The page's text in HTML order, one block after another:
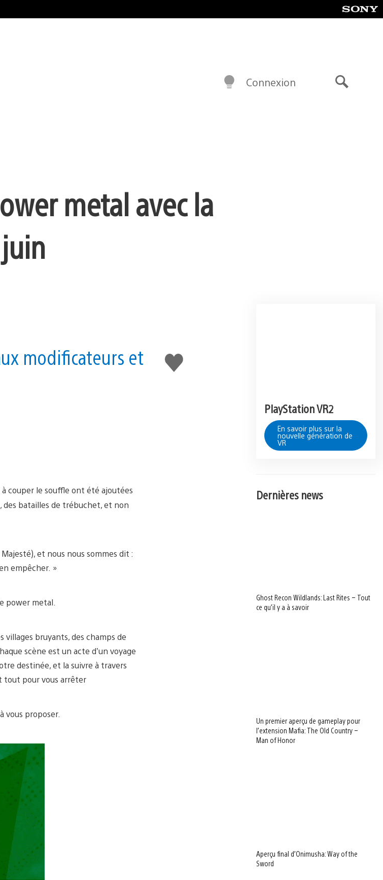
Connexion
metal avec la
J'aime
modificateurs et
à couper le souffle ont été ajoutées
des batailles de trébuchet, et non
et nous nous sommes dit :
empêcher. »
power metal.
villages bruyants, des champs de
scène est un acte d’un voyage
destinée, et la suivre à travers
tout pour vous arrêter
vous proposer.
PlayStation VR2
En savoir plus sur la
nouvelle génération de
VR
Dernières news
Ghost Recon Wildlands: Last Rites – Tout
ce qu’il y a à savoir
Un premier aperçu de gameplay pour
l’extension Mafia: The Old Country –
Man of Honor
Aperçu final d’Onimusha: Way of the
Sword